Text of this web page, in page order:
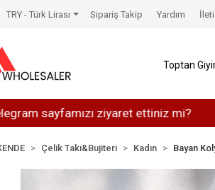
ziyaret ettiniz mi?
TRY - Türk Lirası Sipariş Takip Yardım
Toptan
Çelik Takı&Bujiteri Kadın Bayan